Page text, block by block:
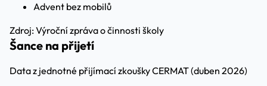
Advent bez mobilů
Zdroj: Výroční zpráva o činnosti školy
Šance na přijetí
Data z jednotné přijímací zkoušky CERMAT (duben 2026)